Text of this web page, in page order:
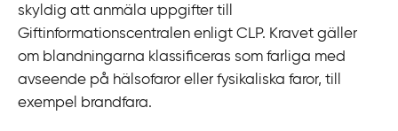
skyldig att anmäla uppgifter till
Giftinformationscentralen enligt CLP. Kravet gäller
om blandningarna klassificeras som farliga med
avseende på hälsofaror eller fysikaliska faror, till
exempel brandfara.